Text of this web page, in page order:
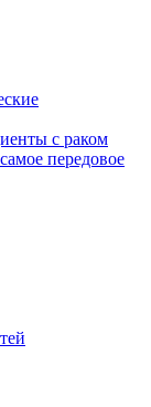
с раком
передовое